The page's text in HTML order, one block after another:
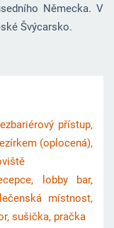
Německa. V
Švýcarsko.
přístup,
(oplocená),
lobby bar,
místnost,
sušička, pračka